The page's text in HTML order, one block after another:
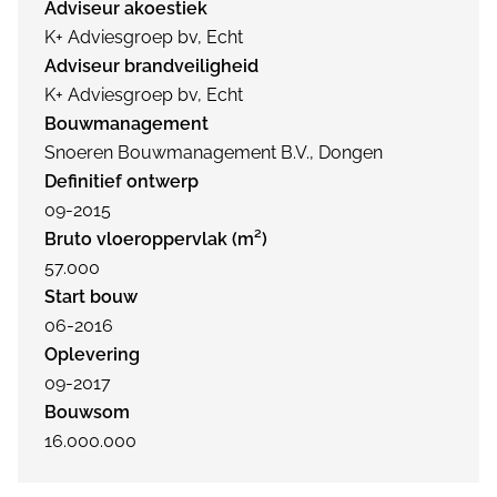
Adviseur akoestiek
K+ Adviesgroep bv, Echt
Adviseur brandveiligheid
K+ Adviesgroep bv, Echt
Bouwmanagement
Snoeren Bouwmanagement B.V., Dongen
Definitief ontwerp
09-2015
Bruto vloeroppervlak (m²)
57.000
Start bouw
06-2016
Oplevering
09-2017
Bouwsom
16.000.000